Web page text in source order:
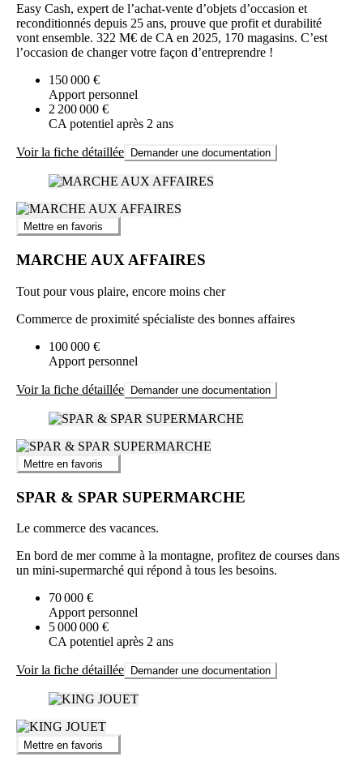
Easy Cash, expert de l’achat-vente d’objets d’occasion et
reconditionnés depuis 25 ans, prouve que profit et durabilité
vont ensemble. 322 M€ de CA en 2025, 170 magasins. C’est
l’occasion de changer votre façon d’entreprendre !
150 000 €
Apport personnel
2 200 000 €
CA potentiel après 2 ans
Voir la fiche détaillée Demander une documentation
Mettre en favoris
MARCHE AUX AFFAIRES
Tout pour vous plaire, encore moins cher
Commerce de proximité spécialiste des bonnes affaires
100 000 €
Apport personnel
Voir la fiche détaillée Demander une documentation
Mettre en favoris
SPAR & SPAR SUPERMARCHE
Le commerce des vacances.
En bord de mer comme à la montagne, profitez de courses dans
un mini-supermarché qui répond à tous les besoins.
70 000 €
Apport personnel
5 000 000 €
CA potentiel après 2 ans
Voir la fiche détaillée Demander une documentation
Mettre en favoris